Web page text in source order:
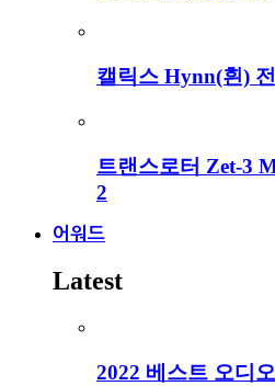
캘릭스 Hynn(흰)
트랜스로터 Zet-3
2
어워드
Latest
2022 베스트 오디